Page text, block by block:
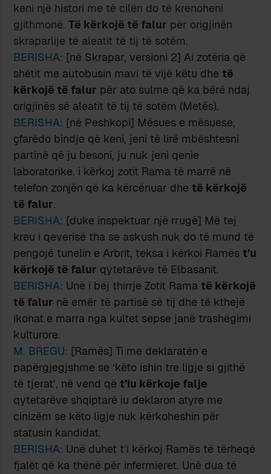
keni një histori me të cilën do të krenoheni
gjithmonë.Të kërkojë të falur për origjinën
skraparlije të aleatit të tij të sotëm.
BERISHA: [në Skrapar, versioni 2] Ai zotëria që
shëtit me autobusin mavi të vijë këtu dhe të
kërkojë të falur për ato sulme që ka bërë ndaj
origjinës së aleatit të tij të sotëm (Metës).
BERISHA: [në Peshkopi] Mësues e mësuese,
çfarëdo bindje që keni, jeni të lirë mbështesni
partinë që ju besoni, ju nuk jeni qenie
laboratorike. i kërkoj zotit Rama të marrë në
telefon zonjën që ka kërcënuar dhe të kërkojë
të falur.
BERISHA: [duke inspektuar një rrugë] Më tej
kreu i qeverisë tha se askush nuk do të mund të
pengojë tunelin e Arbrit, teksa i kërkoi Ramës t’u
kërkojë të falur qytetarëve të Elbasanit.
BERISHA: Unë i bëj thirrje Zotit Rama të kërkojë
të falur në emër të partisë së tij dhe të kthejë
ikonat e marra nga kultet sepse janë trashëgimi
kulturore.
M. BREGU: [Ramës] Ti me deklaratën e
papërgjegjshme se ‘këto ishin tre ligje si gjithë
të tjerat’, në vend që t’iu kërkoje falje
qytetarëve shqiptarë iu deklaron atyre me
cinizëm se këto ligje nuk kërkoheshin për
statusin kandidat.
BERISHA: Unë duhet t’i kërkoj Ramës të tërheqë
fjalët që ka thënë për infermieret. Unë dua të